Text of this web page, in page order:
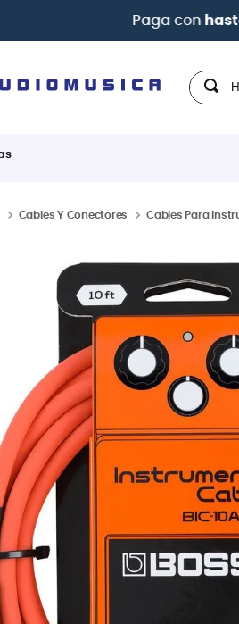
Paga con
Hola,
Cables Y Conectores Cables Para